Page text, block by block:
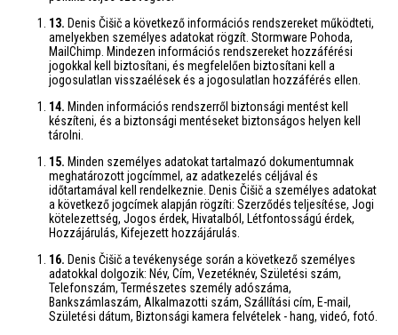
13. Denis Čišič a következő információs rendszereket működteti,
amelyekben személyes adatokat rögzít. Stormware Pohoda,
MailChimp. Mindezen információs rendszereket hozzáférési
jogokkal kell biztosítani, és megfelelően biztosítani kell a
jogosulatlan visszaélések és a jogosulatlan hozzáférés ellen.
14. Minden információs rendszerről biztonsági mentést kell
készíteni, és a biztonsági mentéseket biztonságos helyen kell
tárolni.
15. Minden személyes adatokat tartalmazó dokumentumnak
meghatározott jogcímmel, az adatkezelés céljával és
időtartamával kell rendelkeznie. Denis Čišič a személyes adatokat
a következő jogcímek alapján rögzíti: Szerződés teljesítése, Jogi
kötelezettség, Jogos érdek, Hivatalból, Létfontosságú érdek,
Hozzájárulás, Kifejezett hozzájárulás.
16. Denis Čišič a tevékenysége során a következő személyes
adatokkal dolgozik: Név, Cím, Vezetéknév, Születési szám,
Telefonszám, Természetes személy adószáma,
Bankszámlaszám, Alkalmazotti szám, Szállítási cím, E-mail,
Születési dátum, Biztonsági kamera felvételek - hang, videó, fotó.